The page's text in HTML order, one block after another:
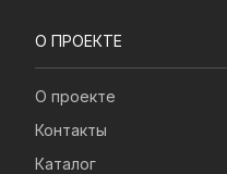
О ПРОЕКТЕ
О проекте
Контакты
Каталог